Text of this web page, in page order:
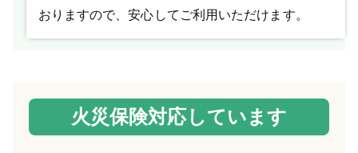
おりますので、安心してご利用いただけます。
火災保険対応しています